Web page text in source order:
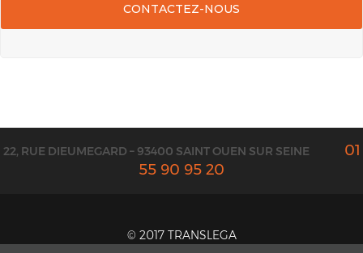
CONTACTEZ-NOUS
22, RUE DIEUMEGARD – 93400 SAINT OUEN SUR SEINE
01
55 90 95 20
© 2017 TRANSLEGA